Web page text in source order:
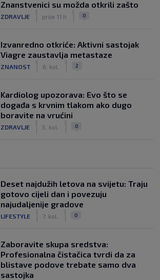
Znanstvenici su možda otkrili zašto
ZDRAVLJE prije 11 h 0
Izvanredno otkriće: Aktivni sastojak
Viagre zaustavlja metastaze
ZNANOST 6. kol. 2
Kardiolog upozorava: Evo što se
događa s krvnim tlakom ako dugo
boravite na vrućini
ZDRAVLJE 5. kol. 0
Deset najdužih letova na svijetu: Traju
gotovo cijeli dan i povezuju
najudaljenije gradove
LIFESTYLE 7. kol. 0
Zaboravite skupa sredstva:
Profesionalna čistačica tvrdi da za
blistave podove trebate samo dva
sastojka